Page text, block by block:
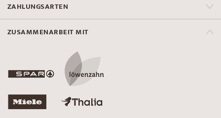
ZAHLUNGSARTEN
ZUSAMMENARBEIT MIT